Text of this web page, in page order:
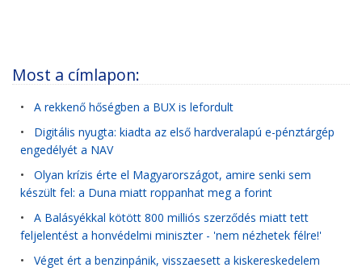
Most a címlapon:
• A rekkenő hőségben a BUX is lefordult
• Digitális nyugta: kiadta az első hardveralapú e-pénztárgép
engedélyét a NAV
• Olyan krízis érte el Magyarországot, amire senki sem
készült fel: a Duna miatt roppanhat meg a forint
• A Balásyékkal kötött 800 milliós szerződés miatt tett
feljelentést a honvédelmi miniszter - 'nem nézhetek félre!'
• Véget ért a benzinpánik, visszaesett a kiskereskedelem